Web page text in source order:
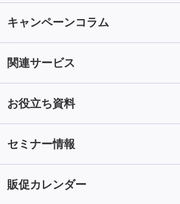
キャンペーンコラム
関連サービス
お役立ち資料
セミナー情報
販促カレンダー